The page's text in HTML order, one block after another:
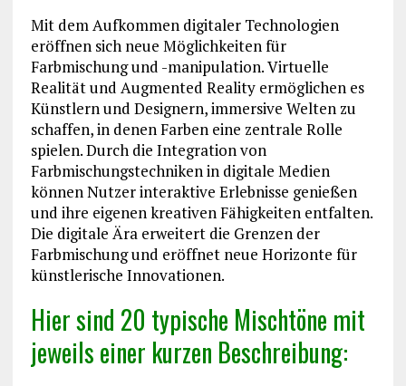
Mit dem Aufkommen digitaler Technologien
eröffnen sich neue Möglichkeiten für
Farbmischung und -manipulation. Virtuelle
Realität und Augmented Reality ermöglichen es
Künstlern und Designern, immersive Welten zu
schaffen, in denen Farben eine zentrale Rolle
spielen. Durch die Integration von
Farbmischungstechniken in digitale Medien
können Nutzer interaktive Erlebnisse genießen
und ihre eigenen kreativen Fähigkeiten entfalten.
Die digitale Ära erweitert die Grenzen der
Farbmischung und eröffnet neue Horizonte für
künstlerische Innovationen.
Hier sind 20 typische Mischtöne mit
jeweils einer kurzen Beschreibung: